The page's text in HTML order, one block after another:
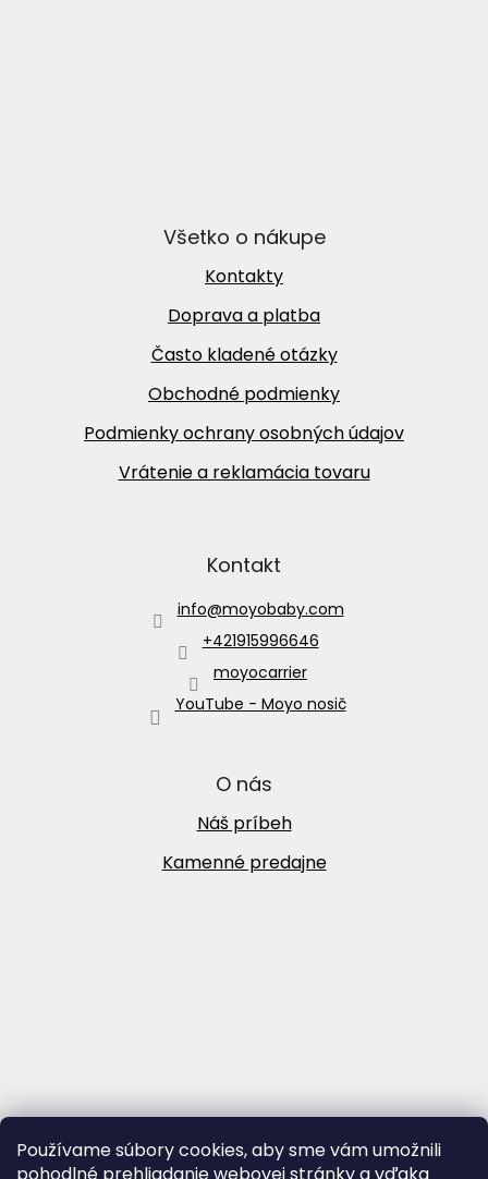
Používame súbory cookies, aby sme vám umožnili
Všetko o nákupe
Kontakty
Doprava a platba
Často kladené otázky
Obchodné podmienky
Podmienky ochrany osobných údajov
Vrátenie a reklamácia tovaru
Kontakt
info@moyobaby.com
+421915996646
moyocarrier
YouTube - Moyo nosič
O nás
Náš príbeh
Kamenné predajne